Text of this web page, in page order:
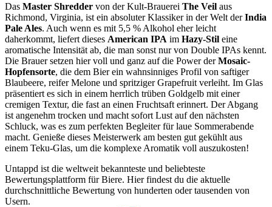
Das Master Shredder von der Kult-Brauerei The Veil aus
Richmond, Virginia, ist ein absoluter Klassiker in der Welt derIndia
Pale Ales. Auch wenn es mit 5,5 % Alkohol eher leicht
daherkommt, liefert dieses American IPA im Hazy-Stil eine
aromatische Intensität ab, die man sonst nur von Double IPAs kennt.
Die Brauer setzen hier voll und ganz auf die Power derMosaic-
Hopfensorte, die dem Bier ein wahnsinniges Profil von saftiger
Blaubeere, reifer Melone und spritziger Grapefruit verleiht. Im Glas
präsentiert es sich in einem herrlich trüben Goldgelb mit einer
cremigen Textur, die fast an einen Fruchtsaft erinnert. Der Abgang
ist angenehm trocken und macht sofort Lust auf den nächsten
Schluck, was es zum perfekten Begleiter für laue Sommerabende
macht. Genieße dieses Meisterwerk am besten gut gekühlt aus
einem Teku-Glas, um die komplexe Aromatik voll auszukosten!
Untappd ist die weltweit bekannteste und beliebteste
Bewertungsplattform für Biere. Hier findest du die aktuelle
durchschnittliche Bewertung von hunderten oder tausenden von
Usern.